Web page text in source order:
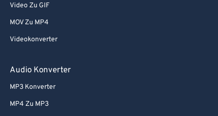
Video Zu GIF
MOV Zu MP4
Videokonverter
Audio Konverter
MP3 Konverter
MP4 Zu MP3